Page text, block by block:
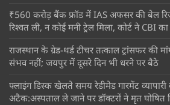
₹560 करोड़ बैंक फ्रॉड में IAS अफसर की बेल
रिश्वत ली, न कोई मनी ट्रेल मिला, कोर्ट ने CBI
राजस्थान के ग्रेड-थर्ड टीचर तत्काल ट्रांसफर की
संभव नहीं; जयपुर में दूसरे दिन भी धरने पर बैठे
फ्लाइंग डिस्क खेलते समय रेडीमेड गारमेंट व्यापारी
अटैक:अस्पताल ले जाने पर डॉक्टरों ने मृत घोषित